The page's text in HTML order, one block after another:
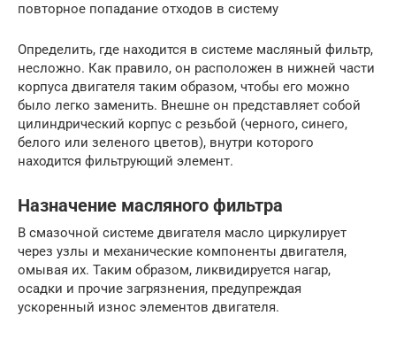
повторное попадание отходов в систему
Определить, где находится в системе масляный фильтр,
несложно. Как правило, он расположен в нижней части
корпуса двигателя таким образом, чтобы его можно
было легко заменить. Внешне он представляет собой
цилиндрический корпус с резьбой (черного, синего,
белого или зеленого цветов), внутри которого
находится фильтрующий элемент.
Назначение масляного фильтра
В смазочной системе двигателя масло циркулирует
через узлы и механические компоненты двигателя,
омывая их. Таким образом, ликвидируется нагар,
осадки и прочие загрязнения, предупреждая
ускоренный износ элементов двигателя.